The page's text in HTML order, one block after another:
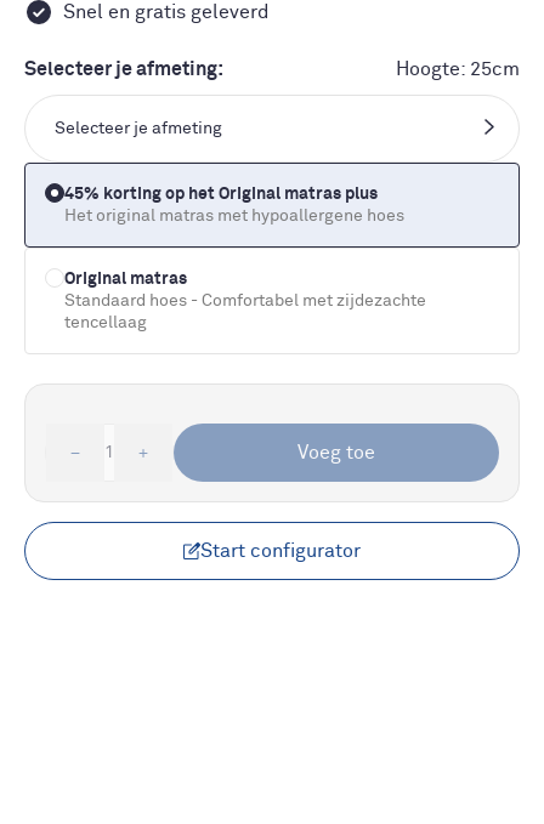
Snel en gratis geleverd
Selecteer je afmeting: Hoogte: 25cm
Selecteer je afmeting
45% korting op het Original matras plus
Het original matras met hypoallergene hoes
Original matras
Standaard hoes - Comfortabel met zijdezachte
tencellaag
1 Voeg toe
Start configurator